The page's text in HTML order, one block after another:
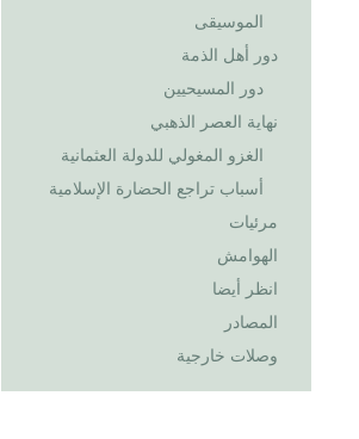
الموسيقى
دور أهل الذمة
دور المسيحيين
نهاية العصر الذهبي
الغزو المغولي للدولة العثمانية
أسباب تراجع الحضارة الإسلامية
مرئيات
الهوامش
انظر أيضا
المصادر
وصلات خارجية